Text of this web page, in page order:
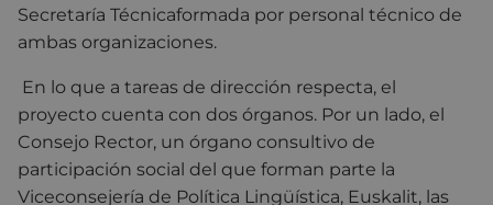
Secretaría Técnicaformada por personal técnico de
ambas organizaciones.
En lo que a tareas de dirección respecta, el
proyecto cuenta con dos órganos. Por un lado, el
Consejo Rector, un órgano consultivo de
participación social del que forman parte la
Viceconsejería de Política Lingüística, Euskalit, las